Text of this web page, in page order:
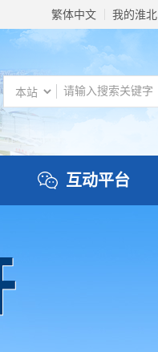
繁体中文 我的淮北
互动平台